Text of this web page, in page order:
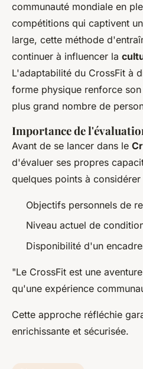
communauté mondiale en
compétitions qui captivent
large, cette méthode
continuer à influencer la
L'adaptabilité du CrossFit à
forme physique renforce
plus grand nombre de
Importance de
Avant de se lancer dans le
d'évaluer ses propres
quelques points à considérer
Objectifs personnels de
Niveau actuel de
Disponibilité d'un
"Le CrossFit est une
qu'une expérience
Cette approche réfléchie
enrichissante et sécurisée.